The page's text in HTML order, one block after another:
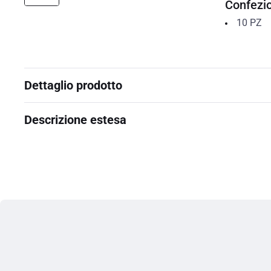
10 PZ
Dettaglio prodotto
Descrizione estesa